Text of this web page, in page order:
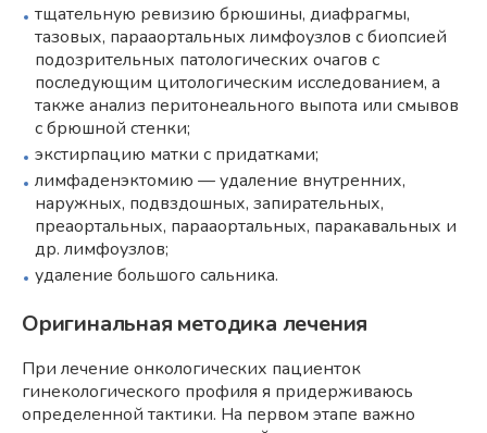
тщательную ревизию брюшины, диафрагмы,
тазовых, парааортальных лимфоузлов с биопсией
подозрительных патологических очагов с
последующим цитологическим исследованием, а
также анализ перитонеального выпота или смывов
с брюшной стенки;
экстирпацию матки с придатками;
лимфаденэктомию — удаление внутренних,
наружных, подвздошных, запирательных,
преаортальных, парааортальных, паракавальных и
др. лимфоузлов;
удаление большого сальника.
Оригинальная методика лечения
При лечение онкологических пациенток
гинекологического профиля я придерживаюсь
определенной тактики. На первом этапе важно